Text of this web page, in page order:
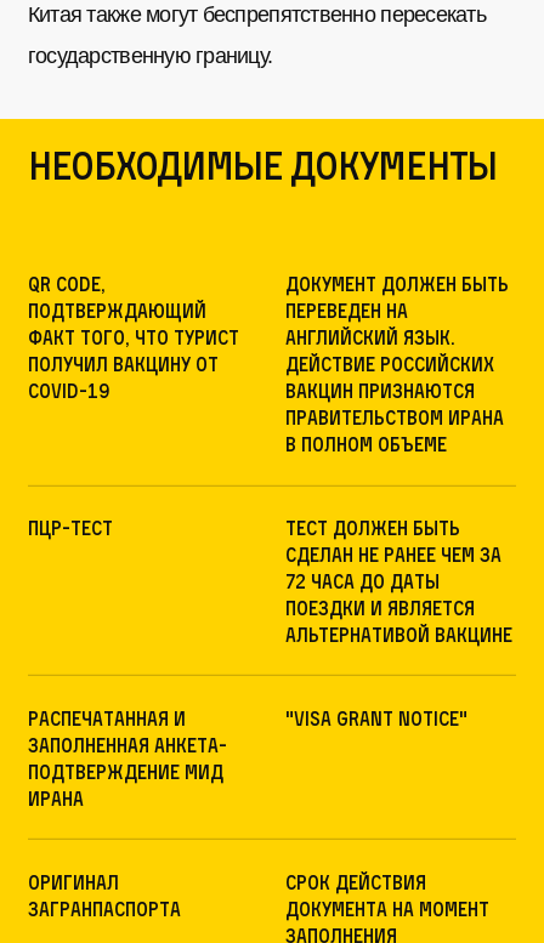
Китая также могут беспрепятственно пересекать
государственную границу.
Необходимые документы
QR Code,
подтверждающий
факт того, что турист
получил вакцину от
COVID-19
Документ должен быть
переведен на
английский язык.
Действие российских
вакцин признаются
правительством Ирана
в полном объеме
ПЦР-тест
Тест должен быть
сделан не ранее чем за
72 часа до даты
поездки и является
альтернативой вакцине
Распечатанная и
заполненная анкета-
подтверждение МИД
Ирана
"Visa Grant Notice"
Оригинал
загранпаспорта
Срок действия
документа на момент
заполнения